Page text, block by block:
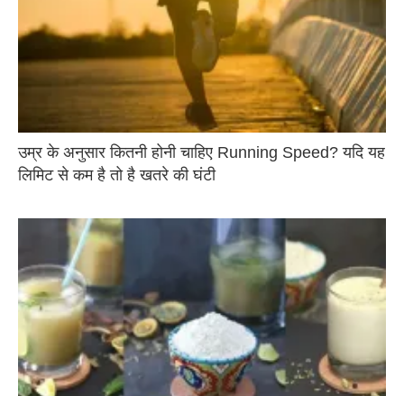
उम्र के अनुसार कितनी होनी चाहिए Running Speed? यदि यह
लिमिट से कम है तो है खतरे की घंटी